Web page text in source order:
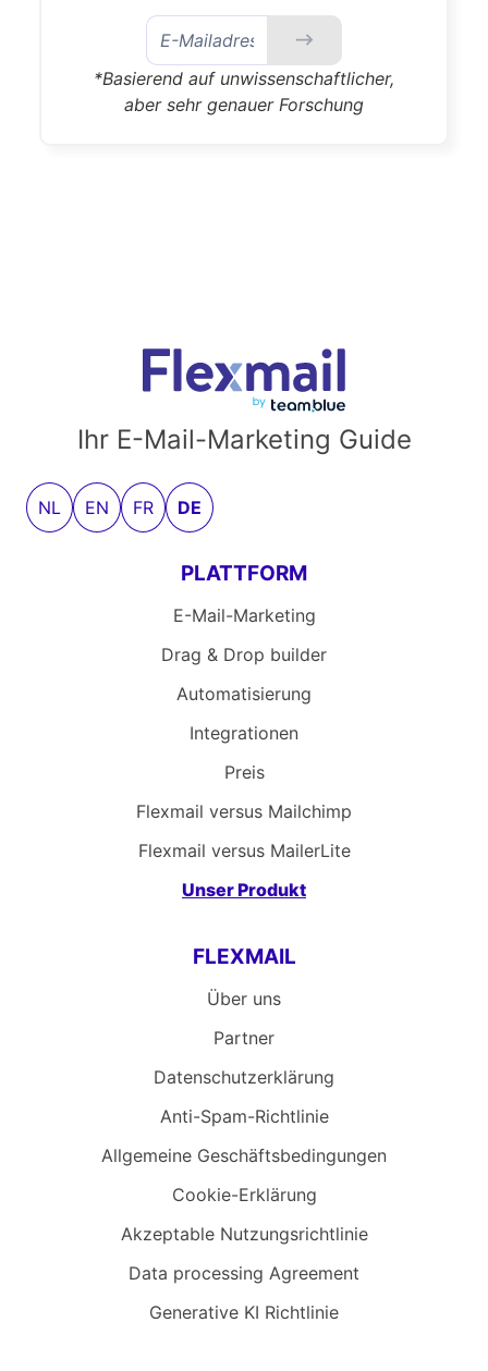
*Basierend auf unwissenschaftlicher,
aber sehr genauer Forschung
Ihr E-Mail-Marketing Guide
NL EN FR DE
PLATTFORM
E-Mail-Marketing
Drag & Drop builder
Automatisierung
Integrationen
Preis
Flexmail versus Mailchimp
Flexmail versus MailerLite
Unser Produkt
FLEXMAIL
Über uns
Partner
Datenschutzerklärung
Anti-Spam-Richtlinie
Allgemeine Geschäftsbedingungen
Cookie-Erklärung
Akzeptable Nutzungsrichtlinie
Data processing Agreement
Generative KI Richtlinie